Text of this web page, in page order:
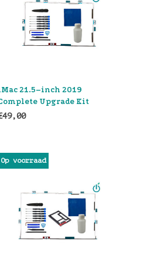
21.5–inch 2019
Upgrade Kit
Op voorraad